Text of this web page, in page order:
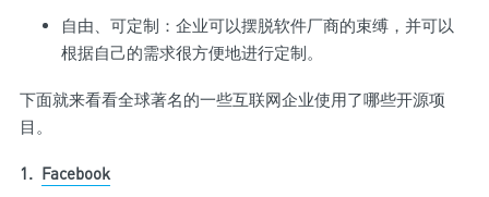
自由、可定制：企业可以摆脱软件厂商的束缚，并可以
根据自己的需求很方便地进行定制。
下面就来看看全球著名的一些互联网企业使用了哪些开源项
目。
1. Facebook